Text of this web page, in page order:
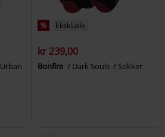
Urban
% Eksklusiv
kr 239,00
Bonfire Dark Souls Sokker